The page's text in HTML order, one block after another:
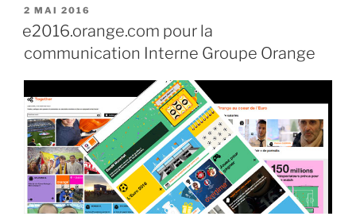
2 MAI 2016
e2016.orange.com pour la
communication Interne Groupe Orange